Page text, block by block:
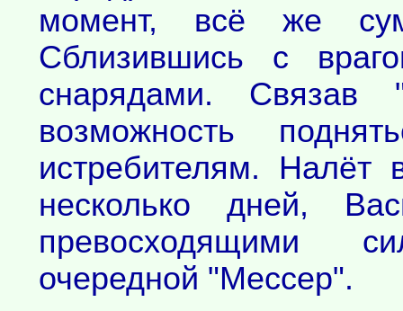
момент, всё же
Сблизившись с
снарядами.
возможность
истребителям. Налёт
несколько дней,
превосходящими
очередной "Мессер".